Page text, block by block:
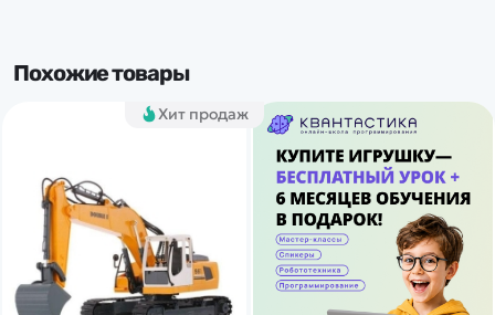
Похожие товары
Хит продаж